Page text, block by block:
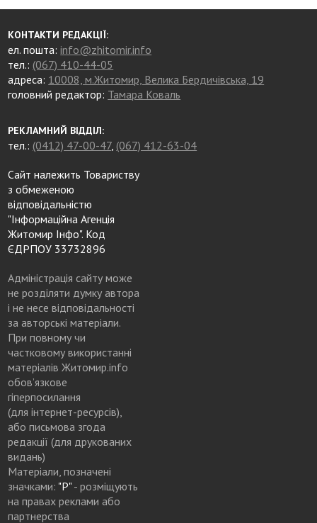
КОНТАКТИ РЕДАКЦІЇ:
ел. пошта:info@zhitomir.info
тел.: (067) 410-44-05
адреса: 10008, м.Житомир, Велика Бердичівська, 19
головний редактор: Тамара Коваль
РЕКЛАМНИЙ ВІДДІЛ:
тел.: (0412) 47-00-47, (067) 412-63-04
Сайт належить Товариству
з обмеженою
відповідальністю
"Інформаційна Агенція
Житомир Інфо". Код
ЄДРПОУ 33732896
Адміністрація сайту може
не розділяти думку автора
і не несе відповідальності
за авторські матеріали.
При повному чи
частковому використанні
матеріалів Житомир.info
обов’язкове
гіперпосилання
(для інтернет-ресурсів),
або письмова згода
редакції (для друкованих
видань)
Матеріали, позначені
значками: "Р"- розміщують
на правах реклами або
партнерства